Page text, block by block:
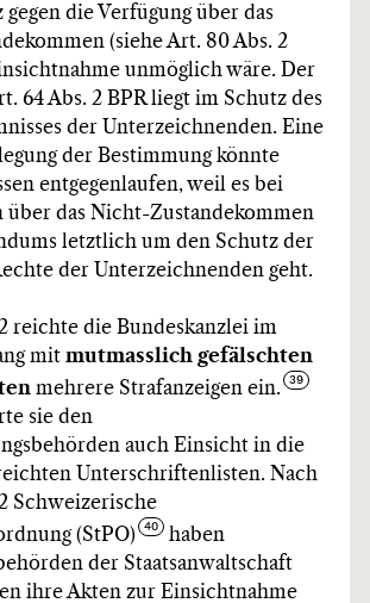
gegen die Verfügung über das
(siehe Art. 80 Abs. 2
unmöglich wäre. Der
64 Abs. 2 BPR liegt im Schutz des
der Unterzeichnenden. Eine
der Bestimmung könnte
entgegenlaufen, weil es bei
über das Nicht-Zustandekommen
letztlich um den Schutz der
der Unterzeichnenden geht.
reichte die Bundeskanzlei im
mit mutmasslich gefälschten
mehrere Strafanzeigen ein.
sie den
auch Einsicht in die
Unterschriftenlisten. Nach
Schweizerische
(StPO)
haben
der Staatsanwaltschaft
ihre Akten zur Einsichtnahme